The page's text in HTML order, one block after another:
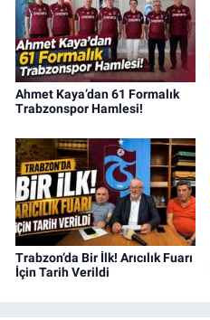
Ahmet Kaya’dan 61 Formalık
Trabzonspor Hamlesi!
Trabzon’da Bir İlk! Arıcılık Fuarı
İçin Tarih Verildi